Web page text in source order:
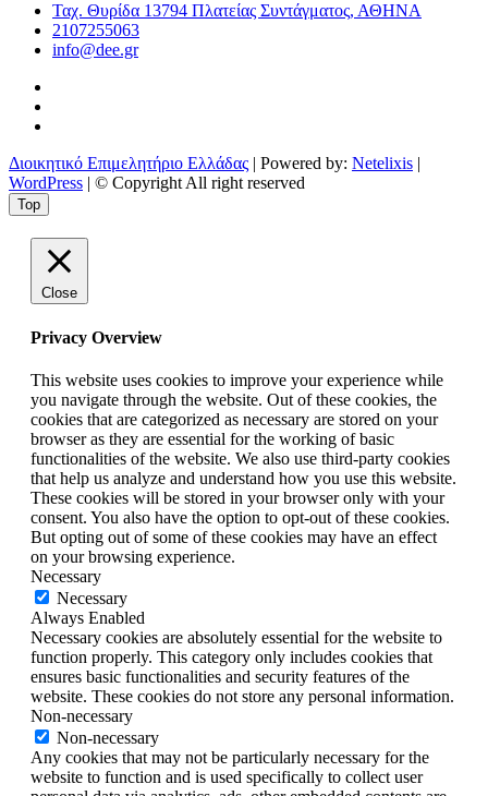
Ταχ. Θυρίδα 13794 Πλατείας Συντάγματος, ΑΘΗΝΑ
2107255063
info@dee.gr
Διοικητικό Επιμελητήριο Ελλάδας | Powered by: Netelixis |
WordPress | © Copyright All right reserved
Top
Close
Privacy Overview
This website uses cookies to improve your experience while
you navigate through the website. Out of these cookies, the
cookies that are categorized as necessary are stored on your
browser as they are essential for the working of basic
functionalities of the website. We also use third-party cookies
that help us analyze and understand how you use this website.
These cookies will be stored in your browser only with your
consent. You also have the option to opt-out of these cookies.
But opting out of some of these cookies may have an effect
on your browsing experience.
Necessary
Necessary
Always Enabled
Necessary cookies are absolutely essential for the website to
function properly. This category only includes cookies that
ensures basic functionalities and security features of the
website. These cookies do not store any personal information.
Non-necessary
Non-necessary
Any cookies that may not be particularly necessary for the
website to function and is used specifically to collect user